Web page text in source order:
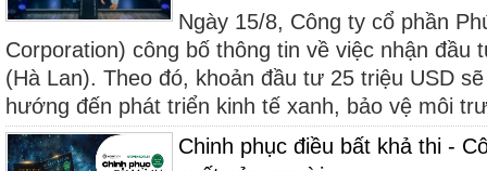
Ngày 15/8, Công ty cổ phần
Corporation) công bố thông tin về việc nhận đầu
(Hà Lan). Theo đó, khoản đầu tư 25 triệu USD
hướng đến phát triển kinh tế xanh, bảo vệ môi
Chinh phục điều bất khả thi -